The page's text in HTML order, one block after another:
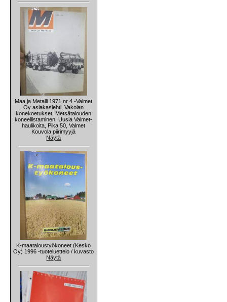
Maa ja Metalli 1971 nr 4 -Valmet
Oy asiakaslehti, Vakolan
konekoetukset, Metsätalouden
koneellistaminen, Uusia Valmet-
haulikoita, Pika 50, Valmet
Kouvola piirimyyjä
Näytä
K-maataloustyökoneet (Kesko
Oy) 1996 -tuoteluettelo / kuvasto
Näytä